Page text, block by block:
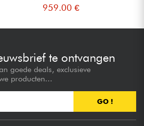
959.00 €
te ontvangen
goede deals, exclusieve
producten...
GO !